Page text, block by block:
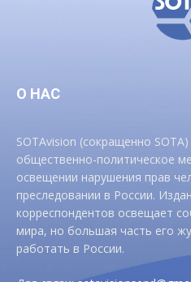
О НАС
SOTAvision (сокращенно
общественно-политическое
освещении нарушения прав
преследовании в России.
корреспондентов освещает
мира, но большая часть его
работать в России.